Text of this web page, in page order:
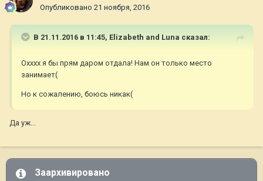
Опубликовано 21 ноября, 2016
В 21.11.2016 в 11:45, Elizabeth and Luna сказал:
Охххх я бы прям даром отдала! Нам он только место
занимает(
Но к сожалению, боюсь никак(
Да уж...
Заархивировано